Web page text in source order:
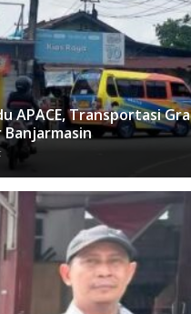
APACE, Transportasi
Banjarmasin